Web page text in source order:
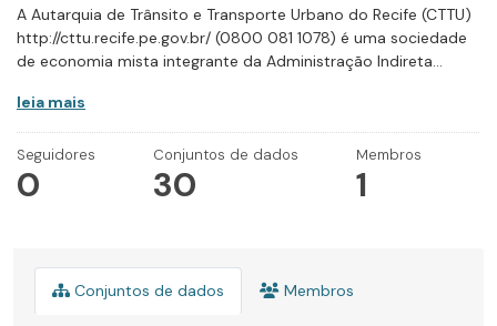
A Autarquia de Trânsito e Transporte Urbano do Recife (CTTU)
http://cttu.recife.pe.gov.br/ (0800 081 1078) é uma sociedade
de economia mista integrante da Administração Indireta...
leia mais
Seguidores
0
Conjuntos de dados
30
Membros
1
Conjuntos de dados Membros